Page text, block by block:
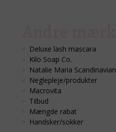
Deluxe lash mascara
Kilo Soap Co.
Natalie Maria Scandinavian
Neglepleje/produkter
Macrovita
Tilbud
Mængde rabat
Handsker/sokker